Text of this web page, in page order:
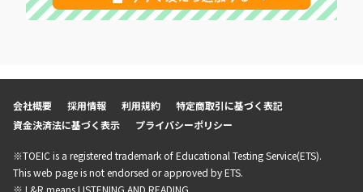
会社概要 採用情報 利用規約
特定商取引に基づく表記
資金決済法に基づく表示
プライバシーポリシー
※TOEIC is a registered trademark of Educational Testing Service(ETS).
This web page is not endorsed or approved by ETS.
※ L&R means LISTENING AND READING.